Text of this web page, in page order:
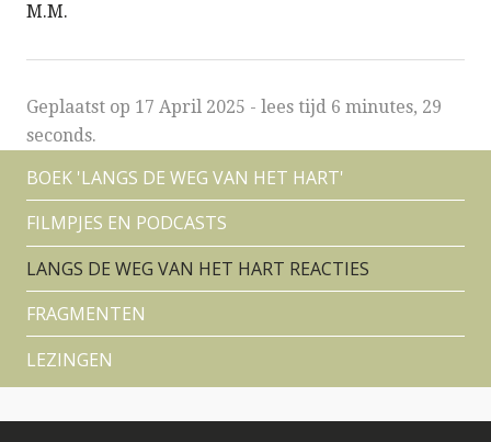
M.M.
Geplaatst op 17 April 2025 - lees tijd 6 minutes, 29
seconds.
BOEK 'LANGS DE WEG VAN HET HART'
FILMPJES EN PODCASTS
LANGS DE WEG VAN HET HART REACTIES
FRAGMENTEN
LEZINGEN